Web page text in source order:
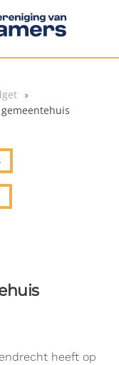
heeft op